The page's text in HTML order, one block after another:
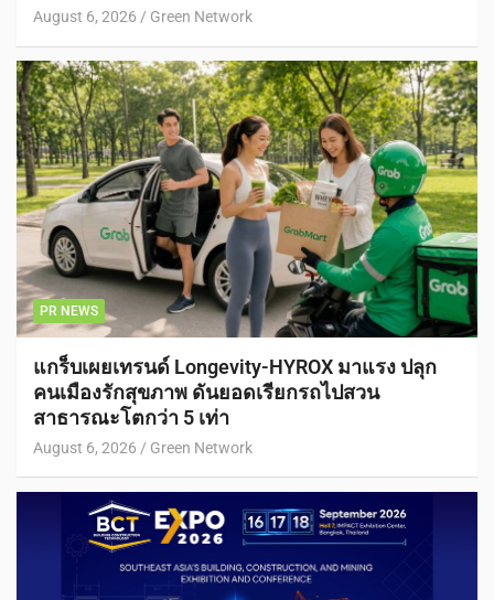
August 6, 2026 Green Network
PR NEWS
แกร็บเผยเทรนด์ Longevity-HYROX มาแรง ปลุก
คนเมืองรักสุขภาพ ดันยอดเรียกรถไปสวน
สาธารณะโตกว่า 5 เท่า
August 6, 2026 Green Network